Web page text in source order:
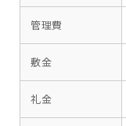
管理費
敷金
礼金